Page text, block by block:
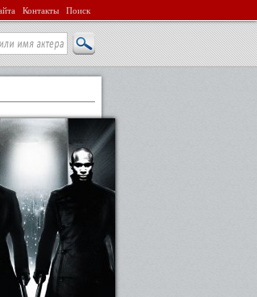
Контакты Поиск